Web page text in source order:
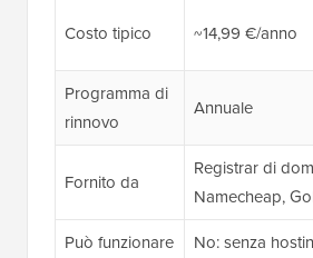
Costo tipico ~14,99 €/anno
Programma di
rinnovo
Annuale
Fornito da
Registrar di
Namecheap,
Può funzionare
No: senza